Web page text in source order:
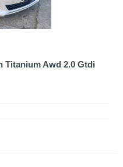
Titanium Awd 2.0 Gtdi